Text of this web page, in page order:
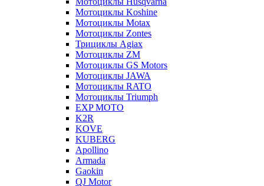
Мотоциклы Koshine
Мотоциклы Motax
Мотоциклы Zontes
Трициклы Agiax
Мотоциклы ZM
Мотоциклы GS Motors
Мотоциклы JAWA
Мотоциклы RATO
Мотоциклы Triumph
EXP MOTO
K2R
KOVE
KUBERG
Apollino
Armada
Gaokin
QJ Motor